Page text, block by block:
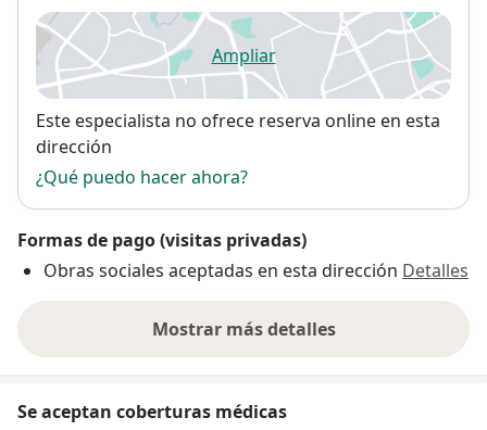
Ampliarse abre en una nueva
Disponibilidad
Este especialista no ofrece reserva online en esta
dirección
¿Qué puedo hacer ahora?
Formas de pago (visitas privadas)
Obras sociales aceptadas en esta dirección Detalles
Mostrar más detalles
sobre la dirección
Se aceptan coberturas médicas